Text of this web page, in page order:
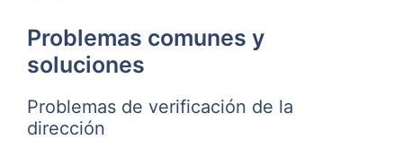
Problemas comunes y
soluciones
Problemas de verificación de la
dirección